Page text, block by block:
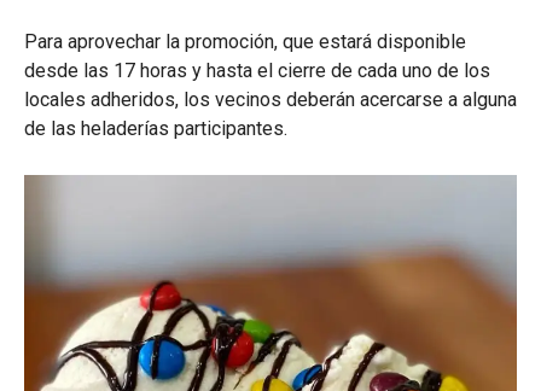
Para aprovechar la promoción, que estará disponible
desde las 17 horas y hasta el cierre de cada uno de los
locales adheridos, los vecinos deberán acercarse a alguna
de las heladerías participantes.